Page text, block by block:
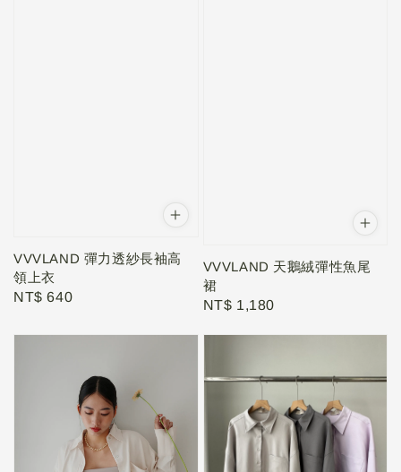
VVVLAND 彈力透紗長袖高
領上衣
Regular
NT$ 640
VVVLAND 天鵝絨彈性魚尾
裙
Regular
NT$ 1,180